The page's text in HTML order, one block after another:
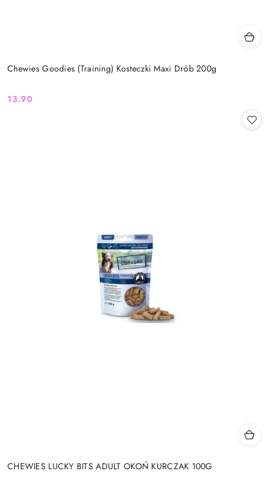
Chewies Goodies (Training) Kosteczki Maxi Drób 200g
Cena:
13.90
CHEWIES LUCKY BITS ADULT OKOŃ KURCZAK 100G